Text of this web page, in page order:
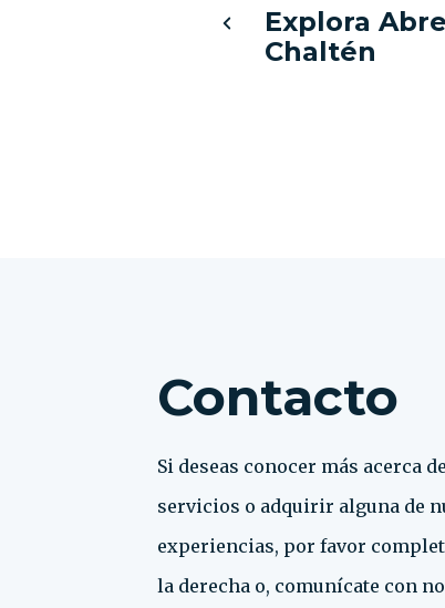
Explora
Chaltén
Contacto
Si deseas conocer más acerca
servicios o adquirir alguna de
experiencias, por favor
la derecha o, comunícate con